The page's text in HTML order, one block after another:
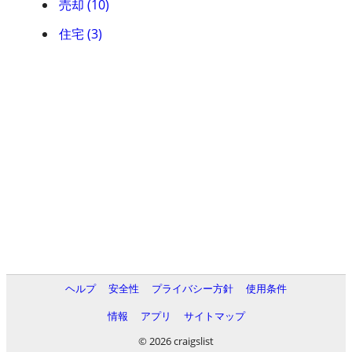
売却 (10)
住宅 (3)
ヘルプ 安全性 プライバシー方針
使用条件
情報
アプリ
サイトマップ
© 2026 craigslist